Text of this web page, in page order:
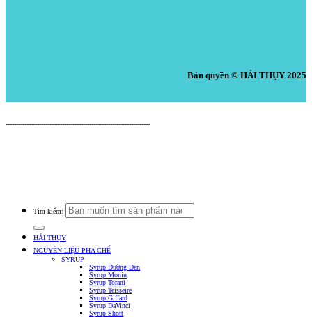
Bản quyền © HẢI THỤY 2025
---------------------------------------------------------------------
Tìm kiếm:
HẢI THỤY
NGUYÊN LIỆU PHA CHẾ
SYRUP
Syrup Đường Đen
Syrup Monin
Syrup Torani
Syrup Teisseire
Syrup Giffard
Syrup DaVinci
Syrup Shott